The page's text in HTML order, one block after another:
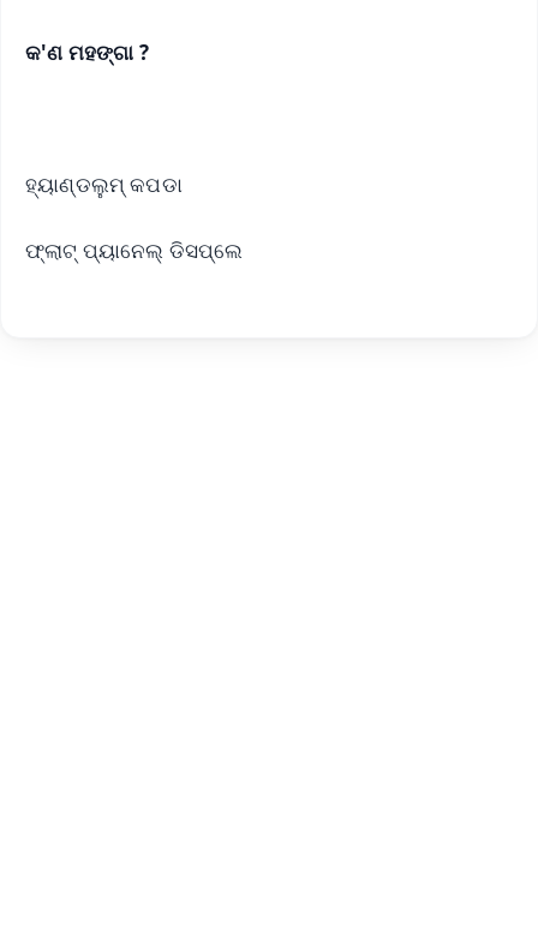
କ'ଣ ମହଙ୍ଗା ?
ହ୍ୟାଣ୍ଡଲୁମ୍ କପଡା
ଫ୍ଲାଟ୍ ପ୍ୟାନେଲ୍ ଡିସପ୍ଲେ